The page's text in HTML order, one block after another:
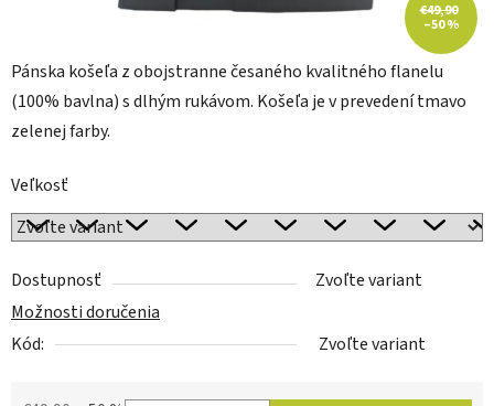
Pánska košeľa z obojstranne česaného kvalitného flanelu
(100% bavlna) s dlhým rukávom. Košeľa je v prevedení tmavo
zelenej farby.
Veľkosť
Dostupnosť
Zvoľte variant
Možnosti doručenia
Kód:
Zvoľte variant
€49,90
–50 %